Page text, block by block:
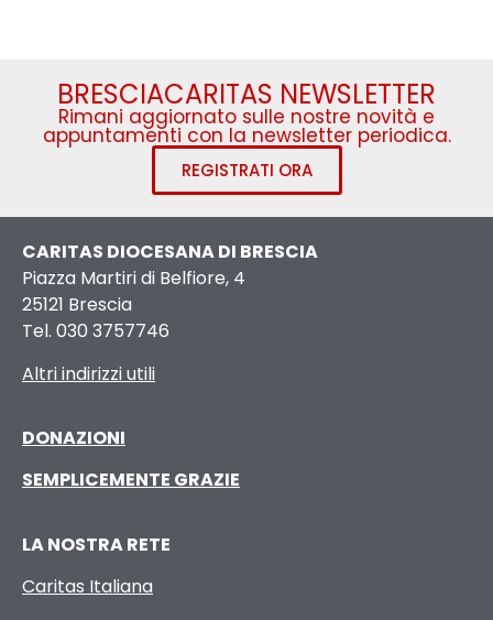
BRESCIACARITAS NEWSLETTER
Rimani aggiornato sulle nostre novità e
appuntamenti con la newsletter periodica.
REGISTRATI ORA
CARITAS DIOCESANA DI BRESCIA
Piazza Martiri di Belfiore, 4
25121 Brescia
Tel. 030 3757746
Altri indirizzi utili
DONAZIONI
SEMPLICEMENTE GRAZIE
LA NOSTRA RETE
Caritas Italiana